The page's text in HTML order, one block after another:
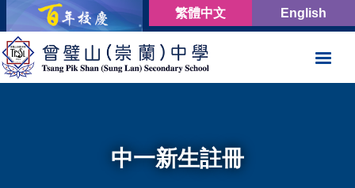
English
繁體中文
中一新生註冊